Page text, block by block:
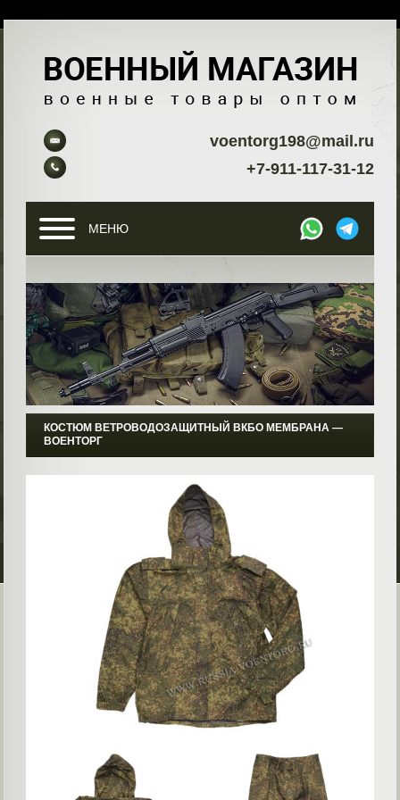
voentorg198@mail.ru
+7-911-117-31-12
МЕНЮ
КОСТЮМ ВЕТРОВОДОЗАЩИТНЫЙ ВКБО МЕМБРАНА ―
ВОЕНТОРГ